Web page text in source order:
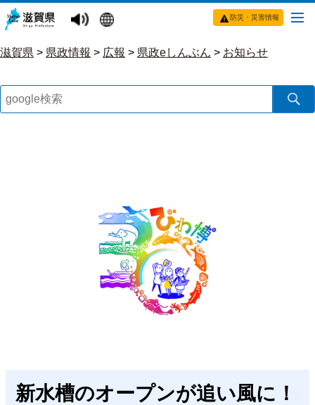
防災・災害情報
滋賀県 > 県政情報 > 広報 > 県政eしんぶん > お知らせ
新水槽のオープンが追い風に！